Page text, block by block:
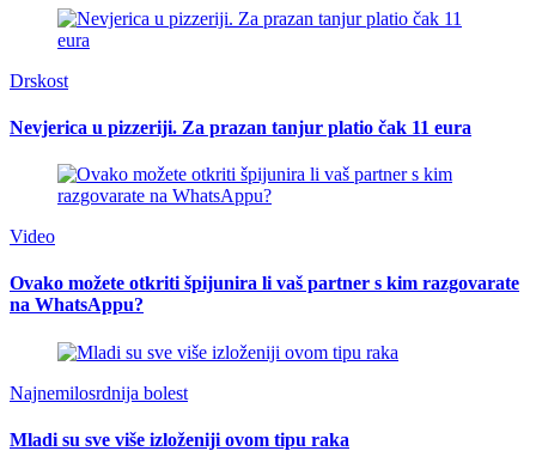
Drskost
Nevjerica u pizzeriji. Za prazan tanjur platio čak 11 eura
Video
Ovako možete otkriti špijunira li vaš partner s kim razgovarate
na WhatsAppu?
Najnemilosrdnija bolest
Mladi su sve više izloženiji ovom tipu raka